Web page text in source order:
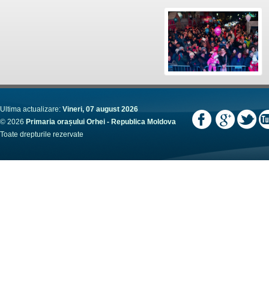
Ultima actualizare: Vineri, 07 august 2026
© 2026 Primaria orașului Orhei - Republica Moldova
Toate drepturile rezervate